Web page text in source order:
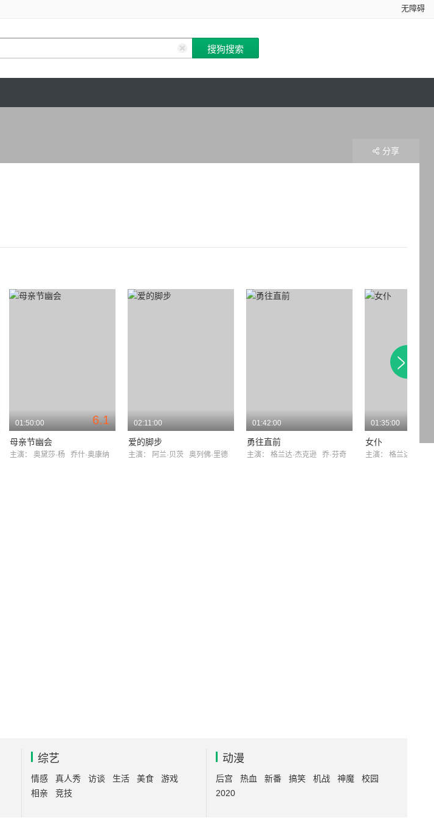
无障碍
分享
6.1
01:50:00
母亲节幽会
主演： 奥黛莎·杨 乔什·奥康纳
02:11:00
爱的脚步
主演： 阿兰·贝茨 奥列佛·里德
01:42:00
勇往直前
主演： 格兰达·杰克逊 乔·芬奇
01:35:00
女仆
主演： 格兰达·杰
综艺
情感 真人秀 访谈 生活 美食
游戏
相亲
竞技
动漫
后宫 热血 新番 搞笑 机战 神魔
校园
2020